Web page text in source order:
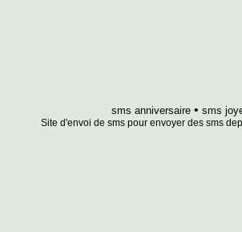
sms anniversaire • sms
Site d'envoi de sms pour envoyer des sms